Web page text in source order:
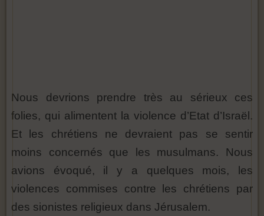
Nous devrions prendre très au sérieux ces
folies, qui alimentent la violence d’Etat d’Israël.
Et les chrétiens ne devraient pas se sentir
moins concernés que les musulmans. Nous
avions évoqué, il y a quelques mois, les
violences commises contre les chrétiens par
des sionistes religieux dans Jérusalem.